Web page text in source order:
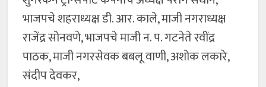
भाजपचे शहराध्यक्ष डी. आर. काले, माजी नगराध्यक्ष
राजेंद्र सोनवणे, भाजपचे माजी न. प. गटनेते रवींद्र
पाठक, माजी नगरसेवक बबलू वाणी, अशोक लकारे,
संदीप देवकर,